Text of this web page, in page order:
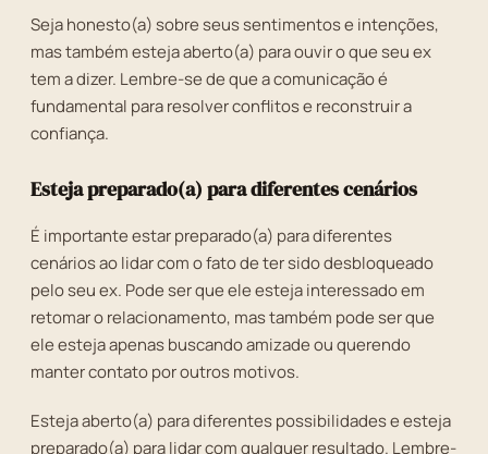
Seja honesto(a) sobre seus sentimentos e intenções,
mas também esteja aberto(a) para ouvir o que seu ex
tem a dizer. Lembre-se de que a comunicação é
fundamental para resolver conflitos e reconstruir a
confiança.
Esteja preparado(a) para diferentes cenários
É importante estar preparado(a) para diferentes
cenários ao lidar com o fato de ter sido desbloqueado
pelo seu ex. Pode ser que ele esteja interessado em
retomar o relacionamento, mas também pode ser que
ele esteja apenas buscando amizade ou querendo
manter contato por outros motivos.
Esteja aberto(a) para diferentes possibilidades e esteja
preparado(a) para lidar com qualquer resultado. Lembre-